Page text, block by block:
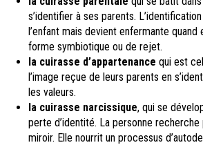
s’identifier à ses parents.
l’enfant mais devient enfermante
forme symbiotique ou de rejet.
la cuirasse d’appartenance qui est
l’image reçue de leurs parents en
les valeurs.
la cuirasse narcissique, qui se
perte d’identité. La personne
miroir. Elle nourrit un processus